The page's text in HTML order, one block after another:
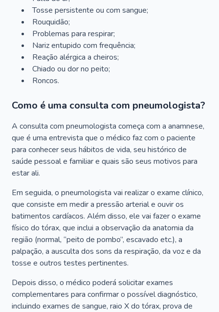
Tosse persistente ou com sangue;
Rouquidão;
Problemas para respirar;
Nariz entupido com frequência;
Reação alérgica a cheiros;
Chiado ou dor no peito;
Roncos.
Como é uma consulta com pneumologista?
A consulta com pneumologista começa com a anamnese,
que é uma entrevista que o médico faz com o paciente
para conhecer seus hábitos de vida, seu histórico de
saúde pessoal e familiar e quais são seus motivos para
estar ali.
Em seguida, o pneumologista vai realizar o exame clínico,
que consiste em medir a pressão arterial e ouvir os
batimentos cardíacos. Além disso, ele vai fazer o exame
físico do tórax, que inclui a observação da anatomia da
região (normal, “peito de pombo”, escavado etc.), a
palpação, a ausculta dos sons da respiração, da voz e da
tosse e outros testes pertinentes.
Depois disso, o médico poderá solicitar exames
complementares para confirmar o possível diagnóstico,
incluindo exames de sangue, raio X do tórax, prova de